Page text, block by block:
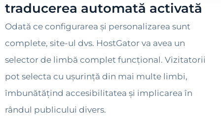
traducerea automată activată
Odată ce configurarea și personalizarea sunt
complete, site-ul dvs. HostGator va avea un
selector de limbă complet funcțional. Vizitatorii
pot selecta cu ușurință din mai multe limbi,
îmbunătățind accesibilitatea și implicarea în
rândul publicului divers.